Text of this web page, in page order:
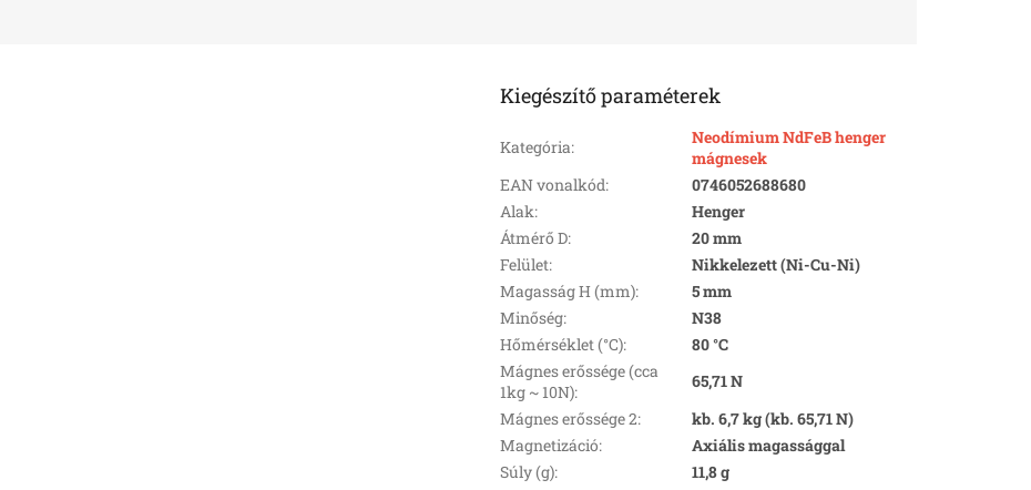
Kiegészítő paraméterek
Kategória:
Neodímium NdFeB henger
mágnesek
EAN vonalkód:
0746052688680
Alak:
Henger
Átmérő D:
20 mm
Felület:
Nikkelezett (Ni-Cu-Ni)
Magasság H (mm):
5 mm
Minőség:
N38
Hőmérséklet (°C):
80 °C
Mágnes erőssége (cca
1kg ~ 10N):
65,71 N
Mágnes erőssége 2:
kb. 6,7 kg (kb. 65,71 N)
Magnetizáció:
Axiális magassággal
Súly (g):
11,8 g